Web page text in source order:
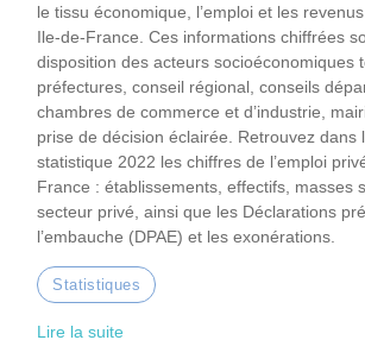
le tissu économique, l’emploi et les
Ile‑de-France. Ces informations chiffrées
disposition des acteurs socioéconomiques
préfectures, conseil régional, conseils
chambres de commerce et d’industrie,
prise de décision éclairée. Retrouvez dans
statistique 2022 les chiffres de l’emploi
France : établissements, effectifs, masses
secteur privé, ainsi que les Déclarations
l’embauche (DPAE) et les exonérations.
Statistiques
Lire la suite